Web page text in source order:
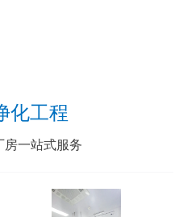
化工程
房一站式服务